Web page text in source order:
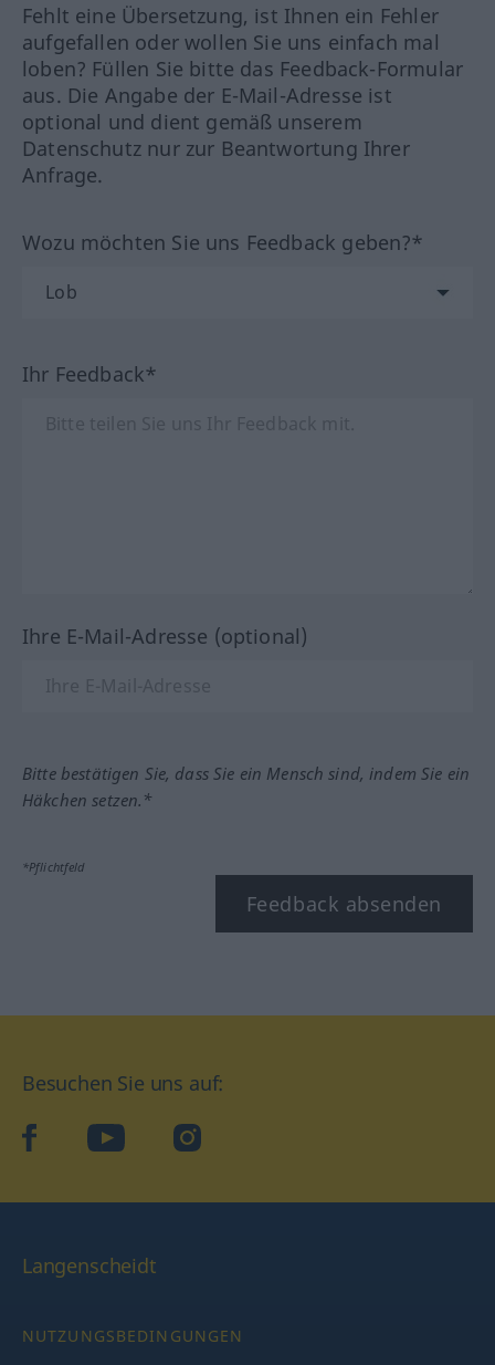
Fehlt eine Übersetzung, ist Ihnen ein Fehler
aufgefallen oder wollen Sie uns einfach mal
loben? Füllen Sie bitte das Feedback-Formular
aus. Die Angabe der E-Mail-Adresse ist
optional und dient gemäß unserem
Datenschutz nur zur Beantwortung Ihrer
Anfrage.
Wozu möchten Sie uns Feedback geben?*
Ihr Feedback*
Ihre E-Mail-Adresse (optional)
Bitte bestätigen Sie, dass Sie ein Mensch sind, indem Sie ein
Häkchen setzen.*
*Pflichtfeld
Feedback absenden
Besuchen Sie uns auf:
facebookYouTube Instagram
Langenscheidt
NUTZUNGSBEDINGUNGEN